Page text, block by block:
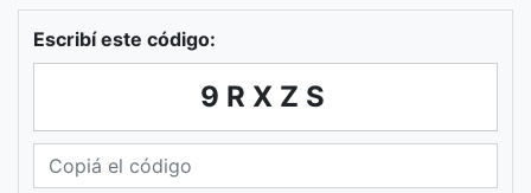
Escribí este código:
9RXZS